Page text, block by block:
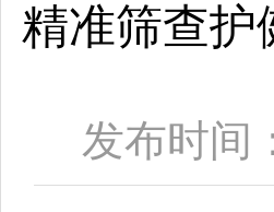
精准筛查
发布时间